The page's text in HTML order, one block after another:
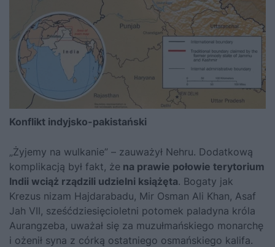
Konflikt indyjsko-pakistański
„Żyjemy na wulkanie” – zauważył Nehru. Dodatkową
komplikacją był fakt, że na prawie połowie terytorium
Indii wciąż rządzili udzielni książęta. Bogaty jak
Krezus nizam Hajdarabadu, Mir Osman Ali Khan, Asaf
Jah VII, sześćdziesięcioletni potomek paladyna króla
Aurangzeba, uważał się za muzułmańskiego monarchę
i ożenił syna z córką ostatniego osmańskiego kalifa.